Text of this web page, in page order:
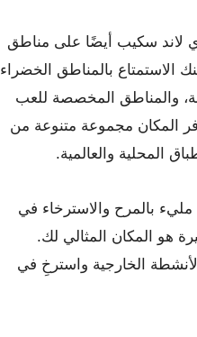
لاند سكيب أيضًا على مناطق
الاستمتاع بالمناطق الخضراء
والمناطق المخصصة للعب
المكان مجموعة متنوعة من
المحلية والعالمية.
بالمرح والاسترخاء في
هو المكان المثالي لك.
الخارجية واسترخِ في